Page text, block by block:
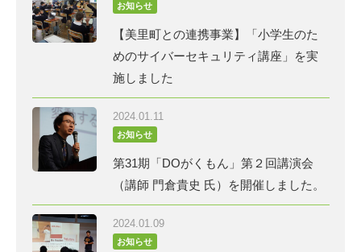
お知らせ
【美里町との連携事業】「小学生のた
めのサイバーセキュリティ講座」を実
施しました
2024.01.11
お知らせ
第31期「DOがくもん」第２回講演会
（講師 門倉貴史 氏）を開催しました。
2024.01.09
お知らせ